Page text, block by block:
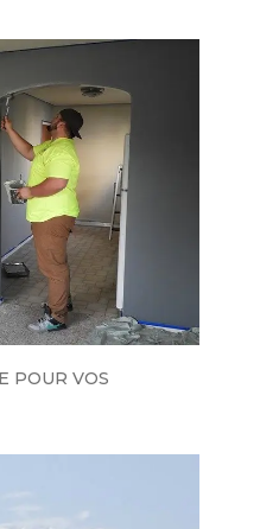
POUR VOS